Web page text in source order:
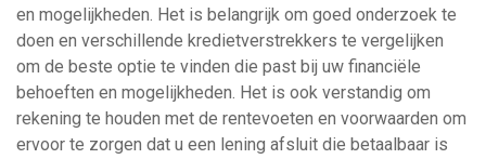
en mogelijkheden. Het is belangrijk om goed onderzoek te
doen en verschillende kredietverstrekkers te vergelijken
om de beste optie te vinden die past bij uw financiële
behoeften en mogelijkheden. Het is ook verstandig om
rekening te houden met de rentevoeten en voorwaarden om
ervoor te zorgen dat u een lening afsluit die betaalbaar is